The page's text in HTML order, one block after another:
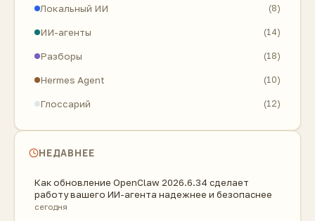
Локальный ИИ (8)
ИИ-агенты (14)
Разборы (18)
Hermes Agent (10)
Глоссарий (12)
НЕДАВНЕЕ
Как обновление OpenClaw 2026.6.34 сделает
работу вашего ИИ-агента надежнее и безопаснее
сегодня